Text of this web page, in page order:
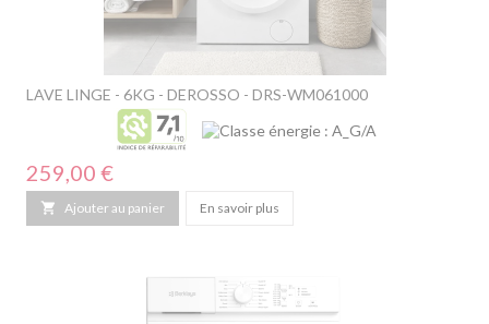
LAVE LINGE - 6KG - DEROSSO - DRS-WM061000
Prix
259,00 €
 Ajouter au panier En savoir plus